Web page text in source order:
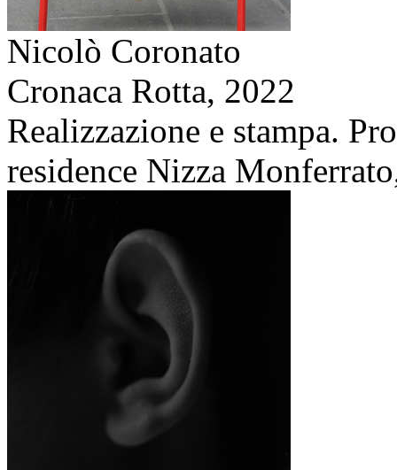
Nicolò Coronato
Cronaca Rotta, 2022
Realizzazione e stampa.
residence Nizza